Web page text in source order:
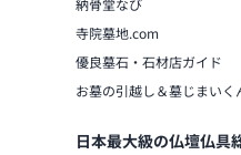
納骨堂なび
寺院墓地.com
優良墓石・石材店ガイド
お墓の引越し＆墓じまいく
日本最大級の仏壇仏具